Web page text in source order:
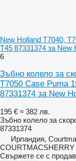
New Holland T7040,
T45 87331374 за New
6
Зъбно колело за
T7050 Case Puma
87331374 за New
195 € ≈ 382 лв.
Зъбно колело за
87331374
Ирландия,
Свържете се с